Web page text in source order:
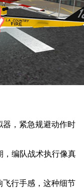
，紧急规避动作时
，编队战术执行像真
行手感，这种细节